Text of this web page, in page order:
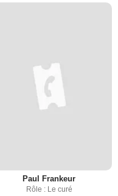
Paul Frankeur
Rôle : Le curé